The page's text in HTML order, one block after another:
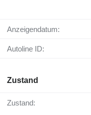
Anzeigendatum:
Autoline ID:
Zustand
Zustand: